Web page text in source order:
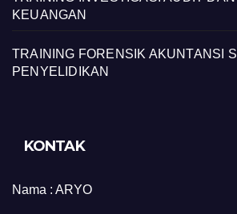
KEUANGAN
TRAINING FORENSIK AKUNTANSI
PENYELIDIKAN
KONTAK
Nama : ARYO